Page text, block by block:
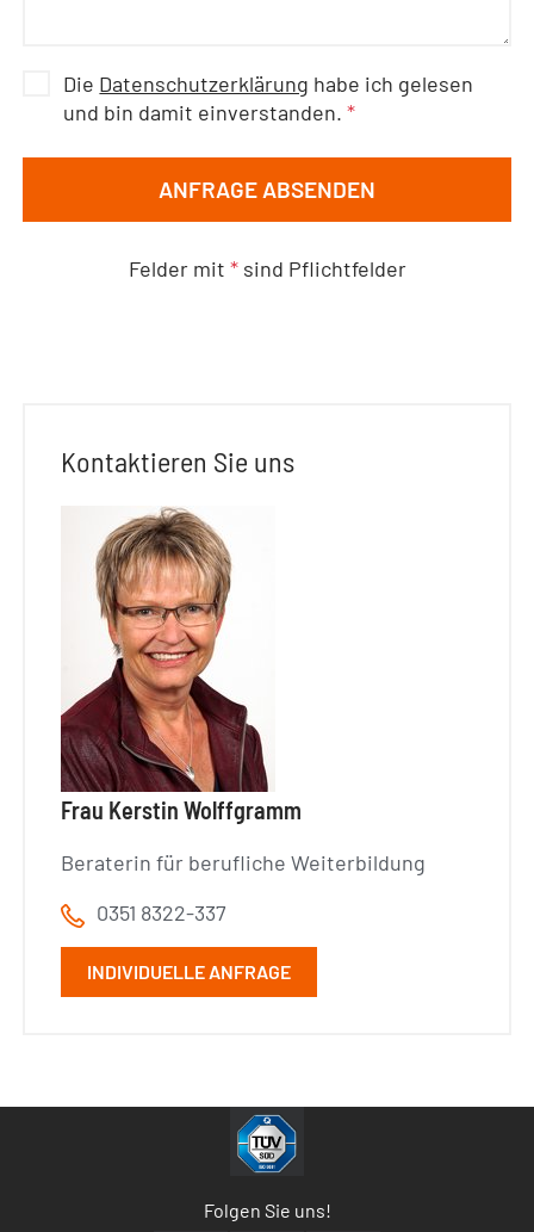
Die Datenschutzerklärung habe ich gelesen
und bin damit einverstanden.*
ANFRAGE ABSENDEN
Felder mit *sind Pflichtfelder
Kontaktieren Sie uns
Frau Kerstin Wolffgramm
Beraterin für berufliche Weiterbildung
0351 8322-337
INDIVIDUELLE ANFRAGE
Folgen Sie uns!